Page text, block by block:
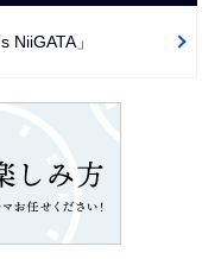
NiiGATA」